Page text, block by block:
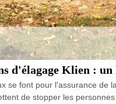
d'élagage Klien :
se font pour l'assurance de
de stopper les